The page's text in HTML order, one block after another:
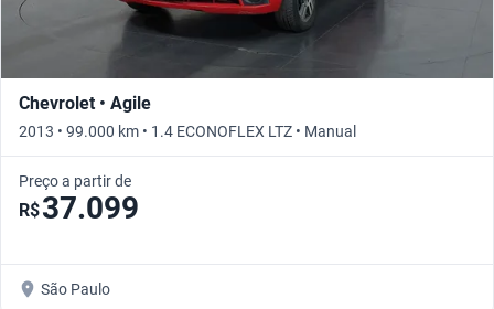
Chevrolet • Agile
2013 • 99.000 km • 1.4 ECONOFLEX LTZ • Manual
Preço a partir de
R$37.099
São Paulo